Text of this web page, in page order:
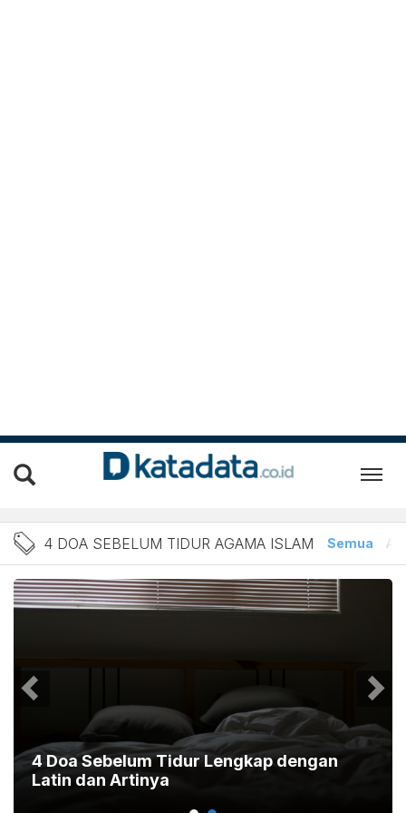
Berita 4 Doa Sebelum
4 DOA SEBELUM TIDUR AGAMA ISLAM Semua
4 Doa Sebelum Tidur Lengkap dengan
Latin dan Artinya